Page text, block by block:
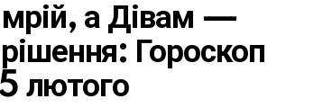
а Дівам —
Гороскоп
лютого